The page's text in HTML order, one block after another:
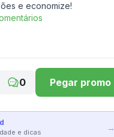
e economize!
0 Pegar promo
e dicas →